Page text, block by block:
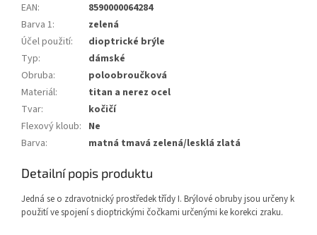
EAN:
8590000064284
Barva 1:
zelená
Účel použití:
dioptrické brýle
Typ:
dámské
Obruba:
poloobroučková
Materiál:
titan a nerez ocel
Tvar:
kočičí
Flexový kloub: Ne
Barva: matná tmavá zelená/lesklá zlatá
Detailní popis produktu
Jedná se o zdravotnický prostředek třídy I. Brýlové obruby jsou určeny k
použití ve spojení s dioptrickými čočkami určenými ke korekci zraku.